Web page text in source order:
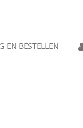
EN BESTELLEN